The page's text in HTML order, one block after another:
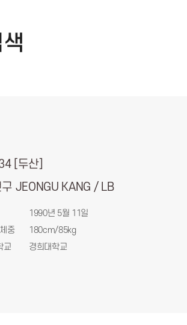
[두산]
JEONGU KANG / LB
1990년 5월 11일
중
180cm/85kg
교
경희대학교